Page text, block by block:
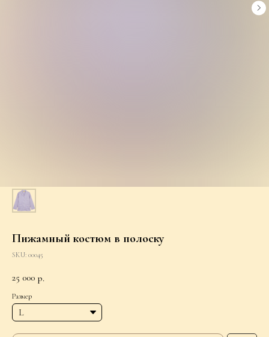
Пижамный костюм в полоску
SKU: 00045
25 000 р.
Размер